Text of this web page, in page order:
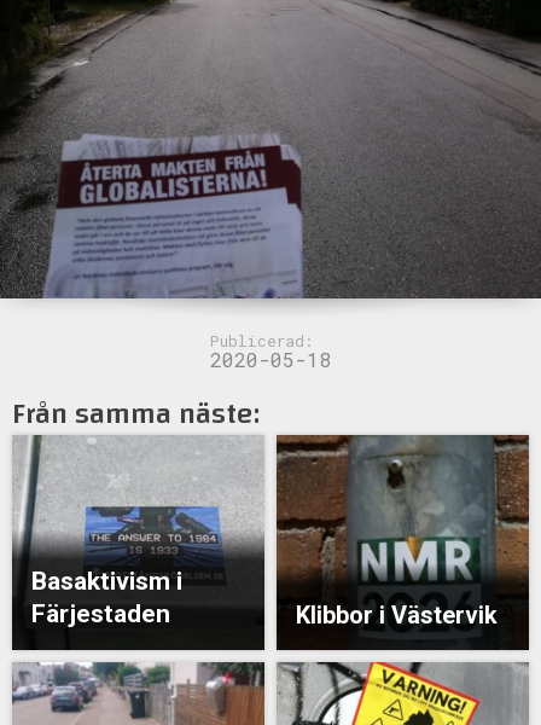
Publicerad:
2020-05-18
Från samma näste:
Basaktivism i
Färjestaden
Klibbor i Västervik